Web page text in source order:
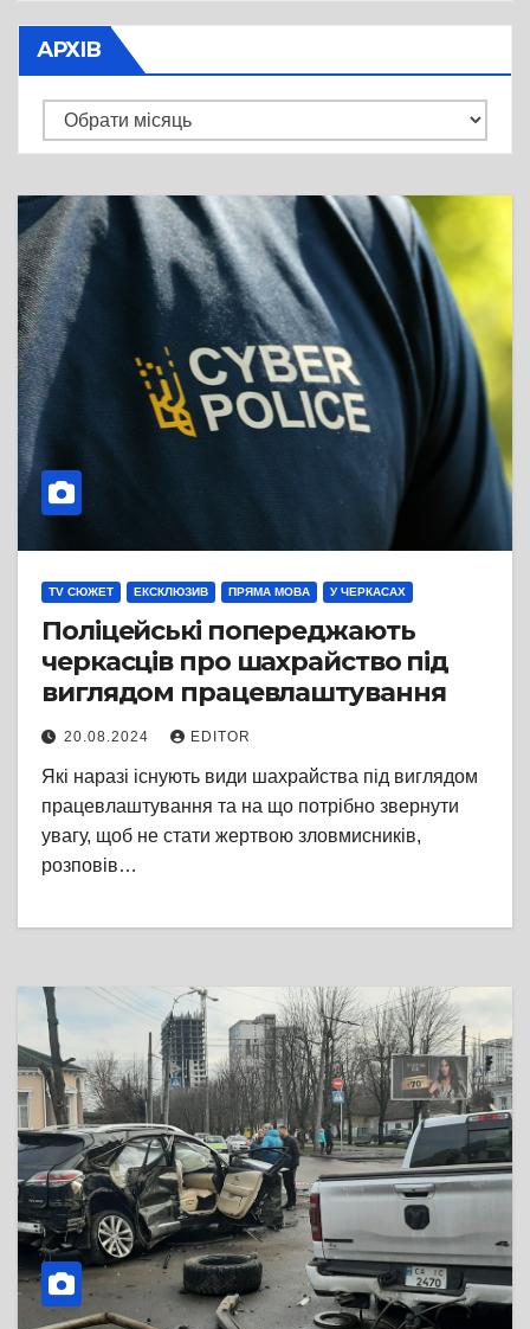
АРХІВ
Архів
TV СЮЖЕТ ЕКСКЛЮЗИВ ПРЯМА МОВА У ЧЕРКАСАХ
Поліцейські попереджають
черкасців про шахрайство під
виглядом працевлаштування
20.08.2024 EDITOR
Які наразі існують види шахрайства під виглядом
працевлаштування та на що потрібно звернути
увагу, щоб не стати жертвою зловмисників,
розповів…